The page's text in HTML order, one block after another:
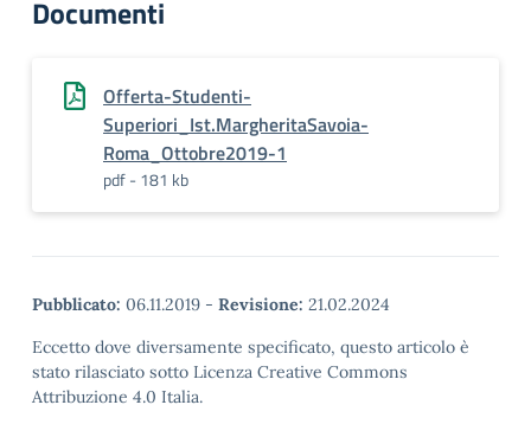
Documenti
Offerta-Studenti-
Superiori_Ist.MargheritaSavoia-
Roma_Ottobre2019-1
pdf - 181 kb
Pubblicato: 06.11.2019 - Revisione: 21.02.2024
Eccetto dove diversamente specificato, questo articolo è
stato rilasciato sotto Licenza Creative Commons
Attribuzione 4.0 Italia.